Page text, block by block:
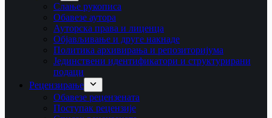
Слање рукописа
Обавезе аутора
Ауторска права и лиценца
Објављивање и друге накнаде
Политика архивирања и репозиторијума
Јединствени идентификатори и структурирани
подаци
Рецензирање
Обавезе рецензената
Поступак рецензије